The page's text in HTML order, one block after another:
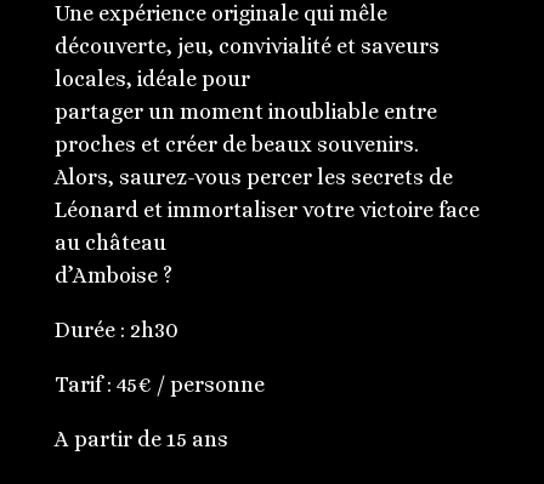
Une expérience originale qui mêle
découverte, jeu, convivialité et saveurs
locales, idéale pour
partager un moment inoubliable entre
proches et créer de beaux souvenirs.
Alors, saurez-vous percer les secrets de
Léonard et immortaliser votre victoire face
au château
d’Amboise ?
Durée : 2h30
Tarif : 45€ / personne
A partir de 15 ans